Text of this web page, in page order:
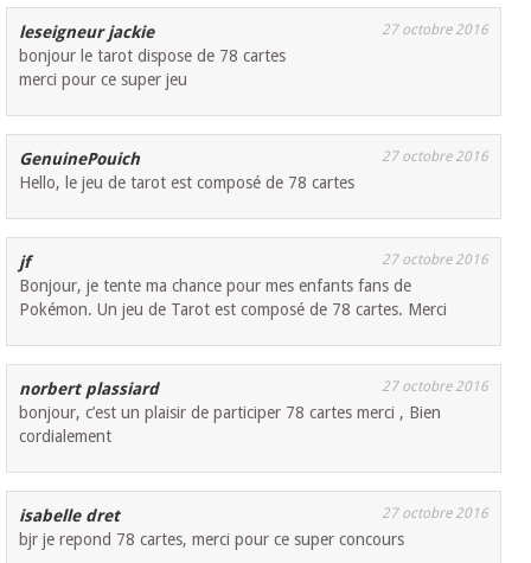
leseigneur jackie 27 octobre 2016
bonjour le tarot dispose de 78 cartes
merci pour ce super jeu
GenuinePouich 27 octobre 2016
Hello, le jeu de tarot est composé de 78 cartes
jf 27 octobre 2016
Bonjour, je tente ma chance pour mes enfants fans de
Pokémon. Un jeu de Tarot est composé de 78 cartes. Merci
norbert plassiard 27 octobre 2016
bonjour, c’est un plaisir de participer 78 cartes merci , Bien
cordialement
isabelle dret 27 octobre 2016
bjr je repond 78 cartes, merci pour ce super concours